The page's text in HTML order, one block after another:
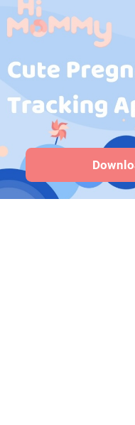
während der
bei Babys·
Richtlinie